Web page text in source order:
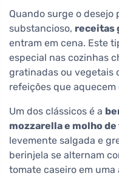
Quando surge o desejo
substancioso, receitas
entram em cena. Este
especial nas cozinhas
gratinadas ou vegetais
refeições que
Um dos clássicos é a
mozzarella e molho
levemente salgada e
berinjela se alternam
tomate caseiro em uma